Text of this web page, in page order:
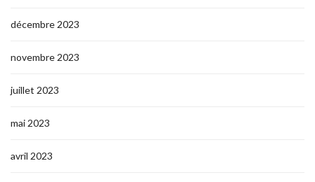
décembre 2023
novembre 2023
juillet 2023
mai 2023
avril 2023